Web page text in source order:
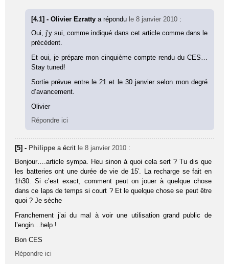
[4.1] - Olivier Ezrattya répondu le 8 janvier 2010 :
Oui, j’y sui, comme indiqué dans cet article comme dans le
précédent.
Et oui, je prépare mon cinquième compte rendu du CES…
Stay tuned!
Sortie prévue entre le 21 et le 30 janvier selon mon degré
d’avancement.
Olivier
Répondre ici
[5] - Philippe a écrit le 8 janvier 2010 :
Bonjour….article sympa. Heu sinon à quoi cela sert ? Tu dis que
les batteries ont une durée de vie de 15′. La recharge se fait en
1h30. Si c’est exact, comment peut on jouer à quelque chose
dans ce laps de temps si court ? Et le quelque chose se peut être
quoi ? Je sèche
Franchement j’ai du mal à voir une utilisation grand public de
l’engin…help !
Bon CES
Répondre ici